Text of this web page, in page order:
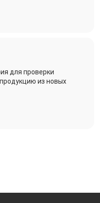
для проверки
из новых